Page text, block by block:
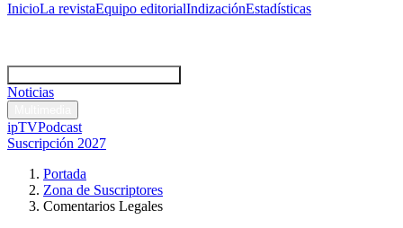
InicioLa revistaEquipo editorialIndizaciónEstadísticas
Noticias
ipTVPodcast
Suscripción 2027
Portada
Zona de Suscriptores
Comentarios Legales